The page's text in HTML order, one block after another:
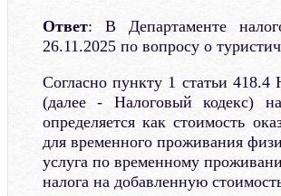
Ответ: В Департаменте
26.11.2025 по вопросу о
Согласно пункту 1 статьи 418.4
(далее - Налоговый кодекс)
определяется как стоимость
для временного проживания
услуга по временному
налога на добавленную